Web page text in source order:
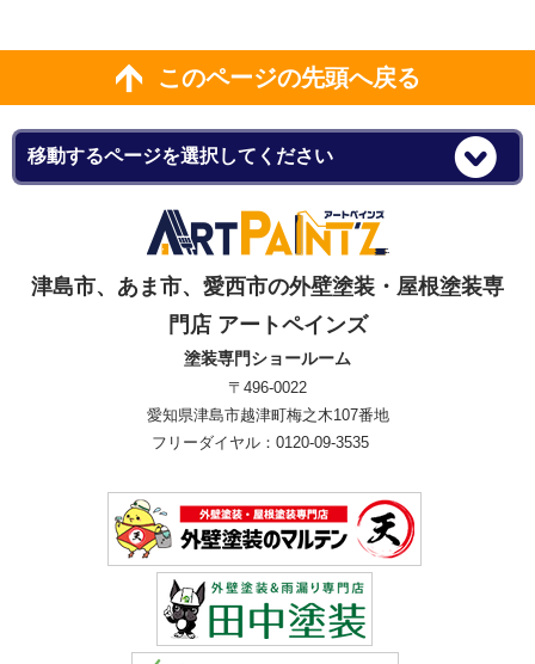
このページの先頭へ戻る
津島市、あま市、愛西市の外壁塗装・屋根塗装専
門店 アートペインズ
塗装専門ショールーム
〒496-0022
愛知県津島市越津町梅之木107番地
フリーダイヤル：0120-09-3535